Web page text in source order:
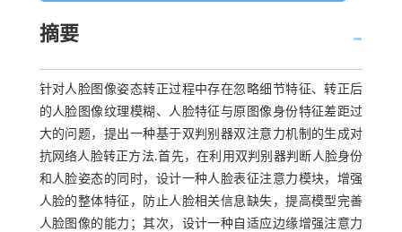
摘要
针对人脸图像姿态转正过程中存在忽略细节特征、转正后
的人脸图像纹理模糊、人脸特征与原图像身份特征差距过
大的问题，提出一种基于双判别器双注意力机制的生成对
抗网络人脸转正方法.首先，在利用双判别器判断人脸身份
和人脸姿态的同时，设计一种人脸表征注意力模块，增强
人脸的整体特征，防止人脸相关信息缺失，提高模型完善
人脸图像的能力；其次，设计一种自适应边缘增强注意力